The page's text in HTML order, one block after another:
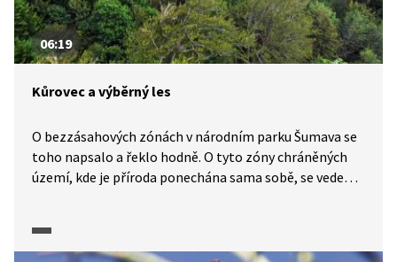
06:19
Kůrovec a výběrný les
O bezzásahových zónách v národním parku Šumava se
toho napsalo a řeklo hodně. O tyto zóny chráněných
území, kde je příroda ponechána sama sobě, se vede
hospodařit. Rakouský klášter Schlägl nebo Městské
lesy Volary se o to snaží pokud možno citlivým